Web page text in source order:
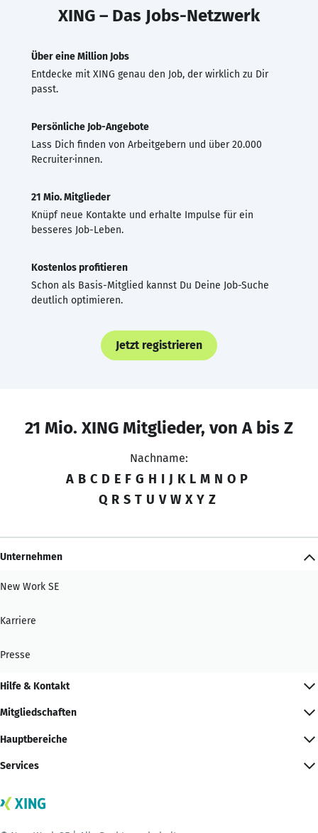
XING – Das Jobs-Netzwerk
Über eine Million Jobs
Entdecke mit XING genau den Job, der wirklich zu Dir
passt.
Persönliche Job-Angebote
Lass Dich finden von Arbeitgebern und über 20.000
Recruiter·innen.
21 Mio. Mitglieder
Knüpf neue Kontakte und erhalte Impulse für ein
besseres Job-Leben.
Kostenlos profitieren
Schon als Basis-Mitglied kannst Du Deine Job-Suche
deutlich optimieren.
Jetzt registrieren
21 Mio. XING Mitglieder, von A bis Z
Nachname:
A B C D E F G H I J K L M N O P
Q R S T U V W X Y Z
Unternehmen
New Work SE
Karriere
Presse
Hilfe & Kontakt
Mitgliedschaften
Hauptbereiche
Services